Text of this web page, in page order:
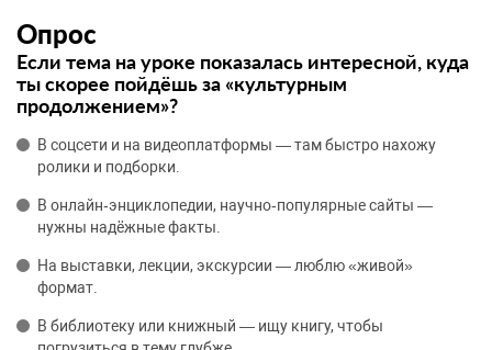
Опрос
Если тема на уроке показалась интересной, куда
ты скорее пойдёшь за «культурным
продолжением»?
В соцсети и на видеоплатформы — там быстро нахожу
ролики и подборки.
В онлайн‑энциклопедии, научно‑популярные сайты —
нужны надёжные факты.
На выставки, лекции, экскурсии — люблю «живой»
формат.
В библиотеку или книжный — ищу книгу, чтобы